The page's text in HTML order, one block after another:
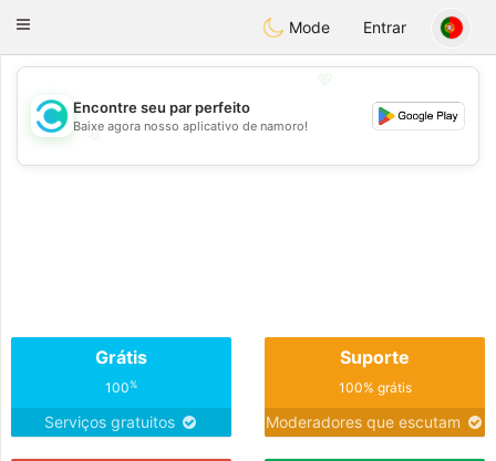
olombiaCitas
Toggle
Mode Entrar
💖
💕
Encontre seu par perfeito
Baixe agora nosso aplicativo de namoro!
Grátis
100%
Serviços gratuitos
Suporte
100% grátis
Moderadores que escutam